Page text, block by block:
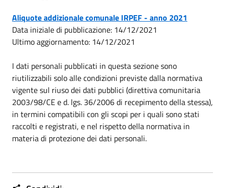
Aliquote addizionale comunale IRPEF - anno 2021
Data iniziale di pubblicazione: 14/12/2021
Ultimo aggiornamento: 14/12/2021
I dati personali pubblicati in questa sezione sono
riutilizzabili solo alle condizioni previste dalla normativa
vigente sul riuso dei dati pubblici (direttiva comunitaria
2003/98/CE e d. lgs. 36/2006 di recepimento della stessa),
in termini compatibili con gli scopi per i quali sono stati
raccolti e registrati, e nel rispetto della normativa in
materia di protezione dei dati personali.